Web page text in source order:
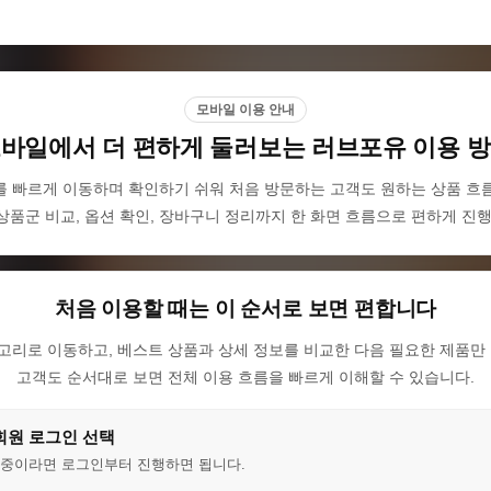
모바일 이용 안내
일에서 더 편하게 둘러보는 러브포유 이용
빠르게 이동하며 확인하기 쉬워 처음 방문하는 고객도 원하는 상품
품군 비교, 옵션 확인, 장바구니 정리까지 한 화면 흐름으로 편하게 진
처음 이용할 때는 이 순서로 보면 편합니다
리로 이동하고, 베스트 상품과 상세 정보를 비교한 다음 필요한 제품
고객도 순서대로 보면 전체 이용 흐름을 빠르게 이해할 수 있습니다.
원 로그인 선택
이라면 로그인부터 진행하면 됩니다.